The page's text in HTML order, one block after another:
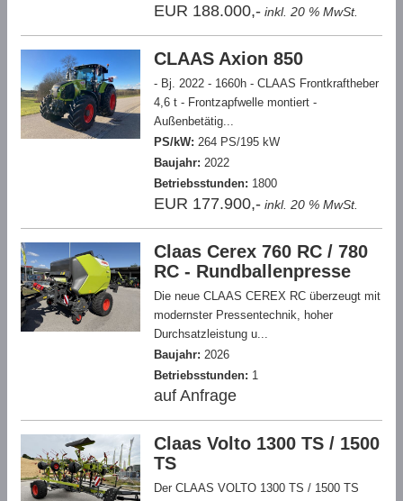
EUR 188.000,- inkl. 20 % MwSt.
CLAAS Axion 850
- Bj. 2022 - 1660h - CLAAS Frontkraftheber
4,6 t - Frontzapfwelle montiert -
Außenbetätig...
PS/kW: 264 PS/195 kW
Baujahr: 2022
Betriebsstunden: 1800
EUR 177.900,- inkl. 20 % MwSt.
Claas Cerex 760 RC / 780
RC - Rundballenpresse
Die neue CLAAS CEREX RC überzeugt mit
modernster Pressentechnik, hoher
Durchsatzleistung u...
Baujahr: 2026
Betriebsstunden: 1
auf Anfrage
Claas Volto 1300 TS / 1500
TS
Der CLAAS VOLTO 1300 TS / 1500 TS